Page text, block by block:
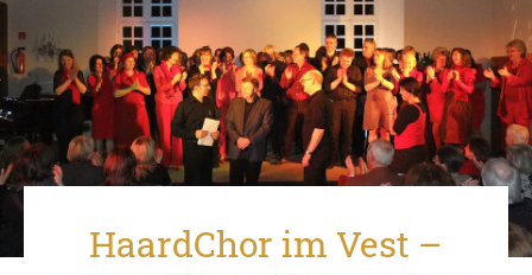
HaardChor im Vest –